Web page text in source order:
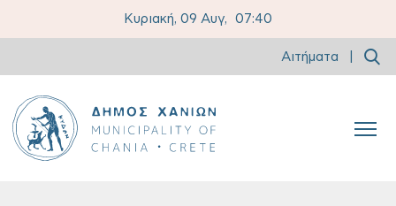
Κυριακή, 09 Αυγ, 07:40
Αιτήματα